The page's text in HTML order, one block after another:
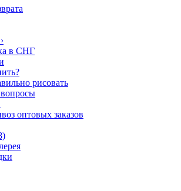
›
в СНГ
рисовать
оптовых заказов